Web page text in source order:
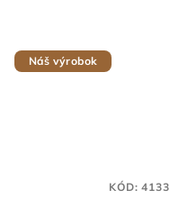
Náš výrobok
KÓD: